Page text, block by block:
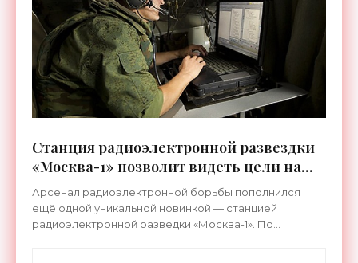
Станция радиоэлектронной развездки
«Москва-1» позволит видеть цели на
расстоянии до 400 км - «Технологии»
Арсенал радиоэлектронной борьбы пополнился
ещё одной уникальной новинкой — станцией
радиоэлектронной разведки «Москва-1». По